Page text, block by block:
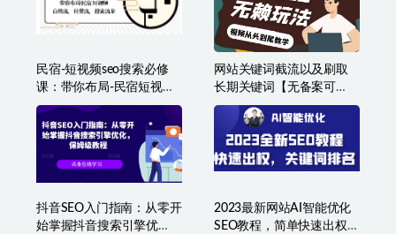
民宿-短视频seo搜索必修
课：带你布局-民宿短视频
自然流，付费流，搜索流
量
网站关键词截流以及刷取
长期关键词【无备案可
做】
抖音SEO入门指南：从零开
始掌握抖音搜索引擎优
2023最新网站AI智能优化
SEO教程，简单快速出权